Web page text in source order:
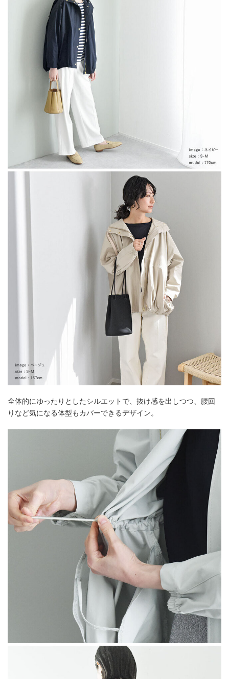
全体的にゆったりとしたシルエットで、抜け感を出しつつ、腰回
りなど気になる体型もカバーできるデザイン。